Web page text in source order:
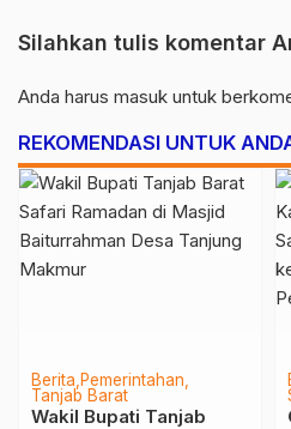
Silahkan tulis komentar
Anda harus masuk untuk
REKOMENDASI UNTUK
Berita Pemerintahan
Tanjab Barat
Wakil Bupati Tanjab